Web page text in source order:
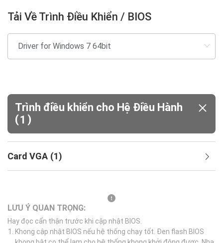
Tải Về Trình Điều Khiển / BIOS
Trình điều khiển cho Hệ Điều Hành
(1 )
Card VGA (1)
LƯU Ý QUAN TRỌNG:
Hay đọc cẩn thận trước khi cập nhật BIOS.
Khong cập nhật BIOS nếu hệ thống chạy tốt. Đen flash BIOS